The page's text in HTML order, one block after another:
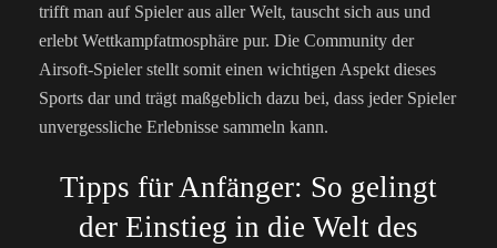
trifft man auf Spieler aus aller Welt, tauscht sich aus und
erlebt Wettkampfatmosphäre pur. Die Community der
Airsoft-Spieler stellt somit einen wichtigen Aspekt dieses
Sports dar und trägt maßgeblich dazu bei, dass jeder Spieler
unvergessliche Erlebnisse sammeln kann.
Tipps für Anfänger: So gelingt
der Einstieg in die Welt des